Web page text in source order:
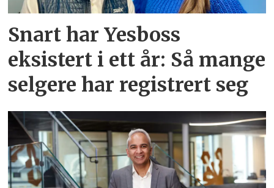
Snart har Yesboss
eksistert i ett år: Så mange
selgere har registrert seg